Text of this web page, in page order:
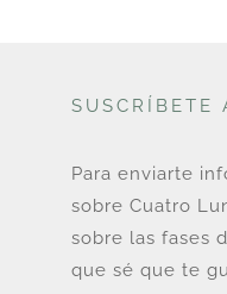
SUSCRÍBETE
Para enviarte
sobre Cuatro
sobre las fases
que sé que te